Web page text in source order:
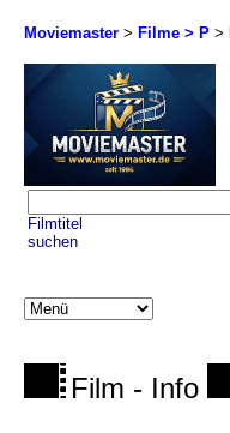
Moviemaster > Filme > P >
Filmtitel
suchen
Film - Info